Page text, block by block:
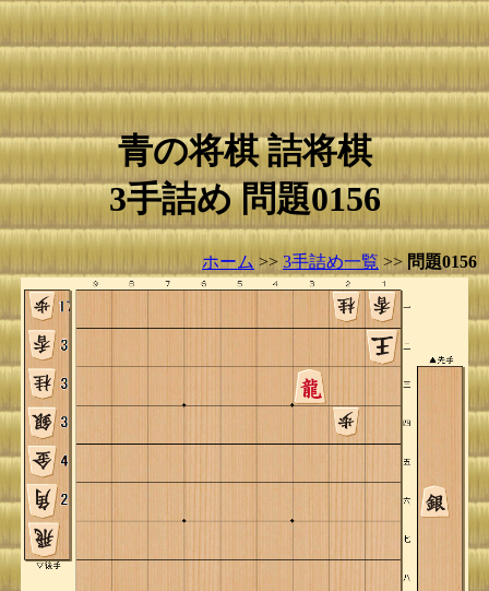
青の将棋 詰将棋
3手詰め 問題0156
ホーム >> 3手詰め一覧 >> 問題0156